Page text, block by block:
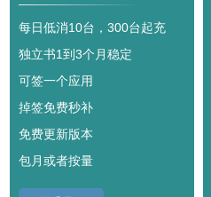
每日低消10台，300台起充
独立书1到3个月稳定
可签一个应用
掉签免费秒补
免费更新版本
包月或者按量